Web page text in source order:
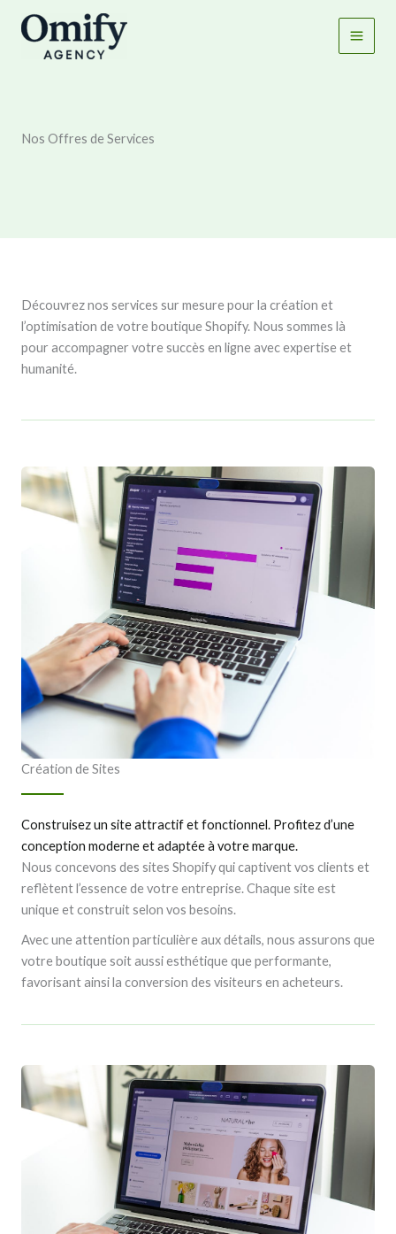
contenu
Nos Offres de Services
Découvrez nos services sur mesure pour la création et
l’optimisation de votre boutique Shopify. Nous sommes là
pour accompagner votre succès en ligne avec expertise et
humanité.
Création de Sites
Construisez un site attractif et fonctionnel. Profitez d’une
conception moderne et adaptée à votre marque.
Nous concevons des sites Shopify qui captivent vos clients et
reflètent l’essence de votre entreprise. Chaque site est
unique et construit selon vos besoins.
Avec une attention particulière aux détails, nous assurons que
votre boutique soit aussi esthétique que performante,
favorisant ainsi la conversion des visiteurs en acheteurs.